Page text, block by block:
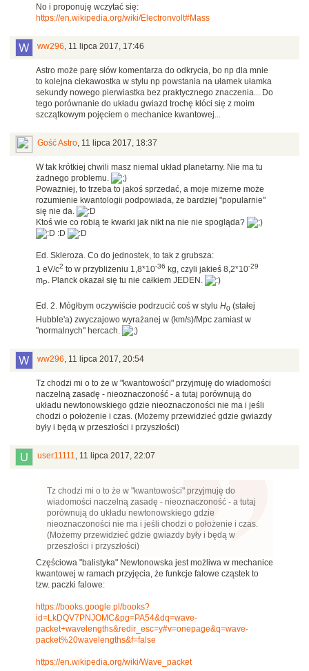
No i proponuję wczytać się:
https://en.wikipedia.org/wiki/Electronvolt#Mass
ww296, 11 lipca 2017, 17:46
Astro może parę słów komentarza do odkrycia, bo np dla mnie
to kolejna ciekawostka w stylu np powstania na ułamek ułamka
sekundy nowego pierwiastka bez praktycznego znaczenia... Do
tego porównanie do układu gwiazd trochę kłóci się z moim
szczątkowym pojęciem o mechanice kwantowej...
Gość Astro, 11 lipca 2017, 18:37
W tak krótkiej chwili masz niemal układ planetarny. Nie ma tu
żadnego problemu.
Poważniej, to trzeba to jakoś sprzedać, a moje mizerne może
rozumienie kwantologii podpowiada, że bardziej "popularnie"
się nie da.
Ktoś wie co robią te kwarki jak nikt na nie nie spogląda?
:D
Ed. Skleroza. Co do jednostek, to tak z grubsza:
1 eV/c2 to w przybliżeniu 1,8*10-36 kg, czyli jakieś 8,2*10-29
mP. Planck okazał się tu nie całkiem JEDEN.
Ed. 2. Mógłbym oczywiście podrzucić coś w stylu H0 (stałej
Hubble'a) zwyczajowo wyrażanej w (km/s)/Mpc zamiast w
"normalnych" hercach.
ww296, 11 lipca 2017, 20:54
Tz chodzi mi o to że w "kwantowości" przyjmuję do wiadomości
naczelną zasadę - nieoznaczoność - a tutaj porównują do
układu newtonowskiego gdzie nieoznaczoności nie ma i jeśli
chodzi o położenie i czas. (Możemy przewidzieć gdzie gwiazdy
były i będą w przeszłości i przyszłości)
user11111, 11 lipca 2017, 22:07
Tz chodzi mi o to że w "kwantowości" przyjmuję do
wiadomości naczelną zasadę - nieoznaczoność - a tutaj
porównują do układu newtonowskiego gdzie
nieoznaczoności nie ma i jeśli chodzi o położenie i czas.
(Możemy przewidzieć gdzie gwiazdy były i będą w
przeszłości i przyszłości)
Częściowa "balistyka" Newtonowska jest możliwa w mechanice
kwantowej w ramach przyjęcia, że funkcje falowe cząstek to
tzw. paczki falowe:
https://books.google.pl/books?
id=LkDQV7PNJOMC&pg=PA54&dq=wave-
packet+wavelengths&redir_esc=y#v=onepage&q=wave-
packet%20wavelengths&f=false
https://en.wikipedia.org/wiki/Wave_packet